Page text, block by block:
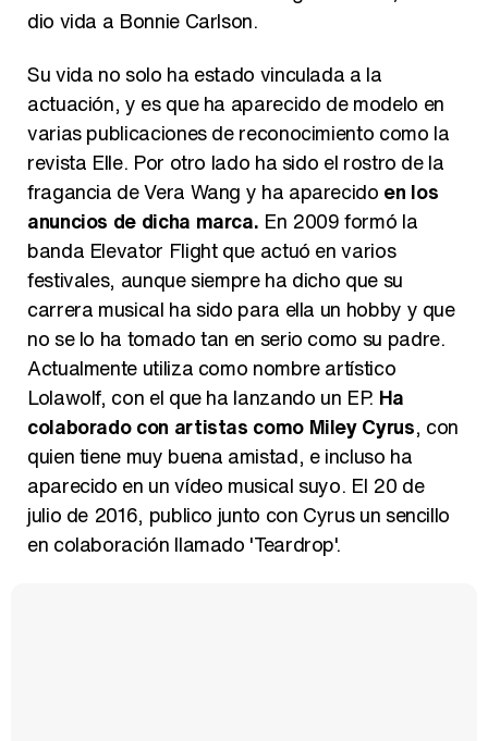
dio vida a Bonnie Carlson.
Su vida no solo ha estado vinculada a la
actuación, y es que ha aparecido de modelo en
varias publicaciones de reconocimiento como la
revista Elle. Por otro lado ha sido el rostro de la
fragancia de Vera Wang y ha aparecido en los
anuncios de dicha marca. En 2009 formó la
banda Elevator Flight que actuó en varios
festivales, aunque siempre ha dicho que su
carrera musical ha sido para ella un hobby y que
no se lo ha tomado tan en serio como su padre.
Actualmente utiliza como nombre artístico
Lolawolf, con el que ha lanzando un EP. Ha
colaborado con artistas como Miley Cyrus, con
quien tiene muy buena amistad, e incluso ha
aparecido en un vídeo musical suyo. El 20 de
julio de 2016, publico junto con Cyrus un sencillo
en colaboración llamado 'Teardrop'.